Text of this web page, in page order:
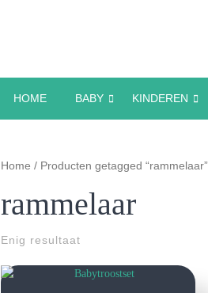
HOME BABY KINDEREN
Home / Producten getagged “rammelaar”
rammelaar
Enig resultaat